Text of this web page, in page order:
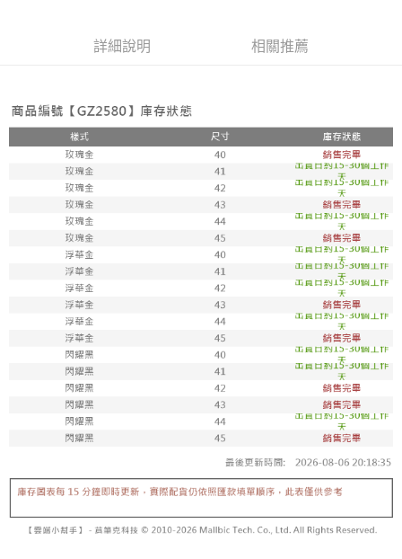
付款後全家取貨
每筆NT$100，滿NT$1,800(含以上)免運費
7-11取貨付款
每筆NT$100，滿NT$1,800(含以上)免運費
付款後711取貨
每筆NT$100，滿NT$1,800(含以上)免運費
每筆NT$150，滿NT$1,800(含以上)免運費
詳細說明 相關推薦